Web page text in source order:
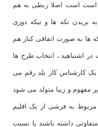
است است اصلا ربطی به هم
بریدن تکه ها و تیکه دوزی
ها به صورت اتفاقی کنار هم
اشتباهید ، انتخاب طرح ها
یک کارشناس کار بلد رقم می
مفهوم و زیبا متولد می شود
به فرشی از یک اقلیم
داشته باشند یا نسبت